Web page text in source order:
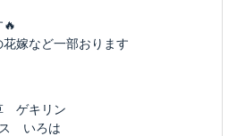
嫁など一部おります
ゲキリン
いろは